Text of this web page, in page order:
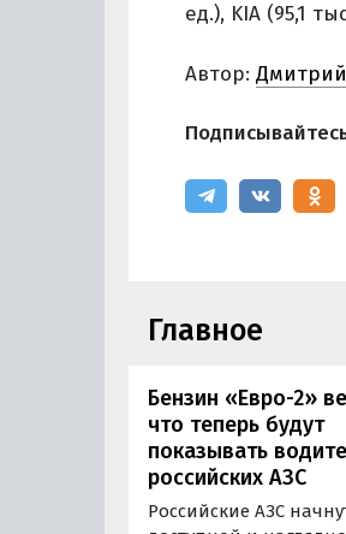
ед.), KIA (95,1
Автор:
Главное
Бензин «Евро-2»
что теперь будут
показывать
российских АЗС
Российские АЗС